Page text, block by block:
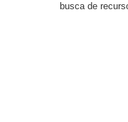
busca de